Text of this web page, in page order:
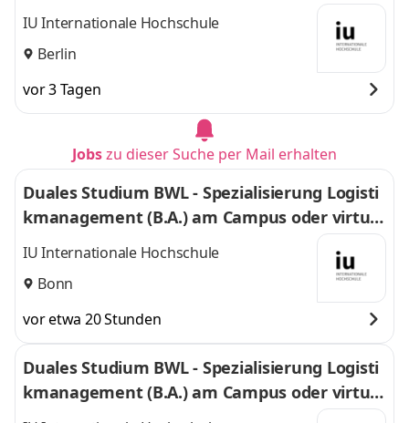
l
IU Internationale Hochschule
Berlin
vor 3 Tagen
Jobszu dieser Suche per Mail erhalten
Duales Studium BWL - Spezialisierung Logisti
kmanagement (B.A.) am Campus oder virtuel
l
IU Internationale Hochschule
Bonn
vor etwa 20 Stunden
Duales Studium BWL - Spezialisierung Logisti
kmanagement (B.A.) am Campus oder virtuel
l